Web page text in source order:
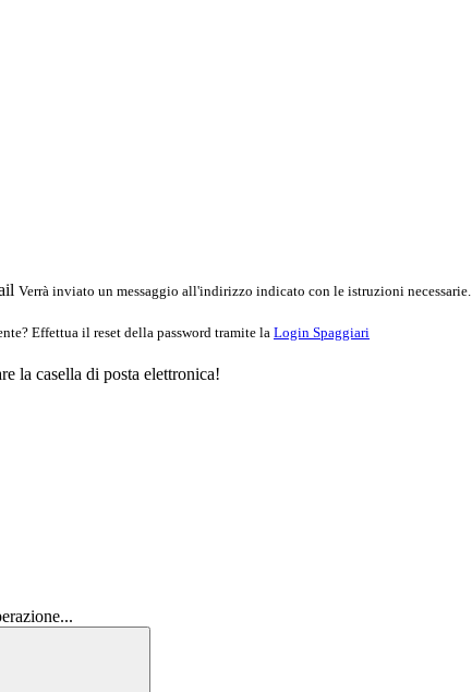
Verrà inviato un messaggio all'indirizzo indicato con le istruzioni necessarie.
Effettua il reset della password tramite la Login Spaggiari
la casella di posta elettronica!